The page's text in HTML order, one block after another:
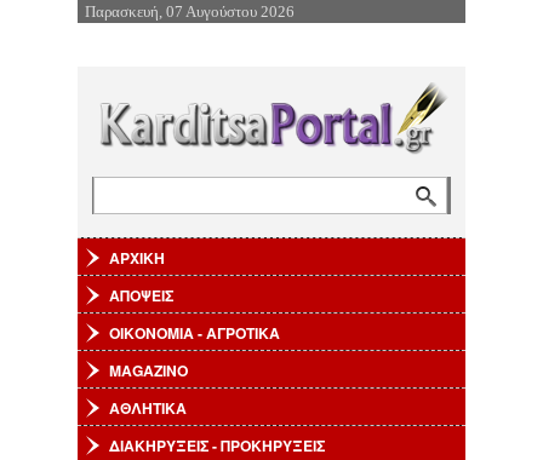
Επιστροφή στην Πλοήγηση
Παρασκευή, 07 Αυγούστου 2026
ΑΡΧΙΚΗ
ΑΠΟΨΕΙΣ
ΟΙΚΟΝΟΜΙΑ - ΑΓΡΟΤΙΚΑ
MAGAZINO
ΑΘΛΗΤΙΚΑ
ΔΙΑΚΗΡΥΞΕΙΣ - ΠΡΟΚΗΡΥΞΕΙΣ